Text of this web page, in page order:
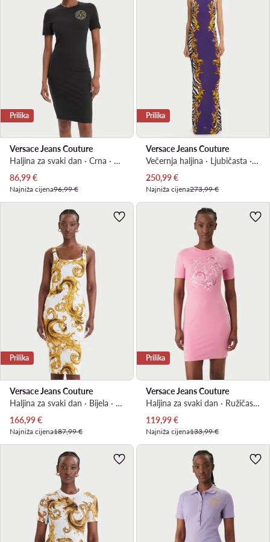
Prilika
Versace Jeans Couture
Haljina za svaki dan · Crna · Mini
Trenutna cijena
86,99€
Najniža cijena96,99 €
Prilika
Versace Jeans Couture
Večernja haljina · Ljubičasta · Maxi, Asimetrična
Trenutna cijena
250,99€
Najniža cijena273,99 €
Prilika
Versace Jeans Couture
Haljina za svaki dan · Bijela · Mini
Trenutna cijena
166,99€
Najniža cijena187,99 €
Prilika
Versace Jeans Couture
Haljina za svaki dan · Ružičasta · Mini
Trenutna cijena
119,99€
Najniža cijena133,99 €